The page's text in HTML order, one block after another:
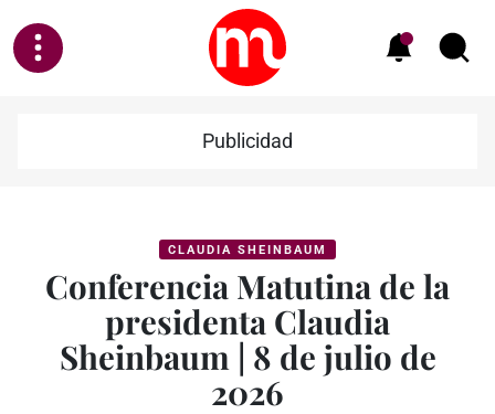
Publicidad
CLAUDIA SHEINBAUM
Conferencia Matutina de la
presidenta Claudia
Sheinbaum | 8 de julio de
2026